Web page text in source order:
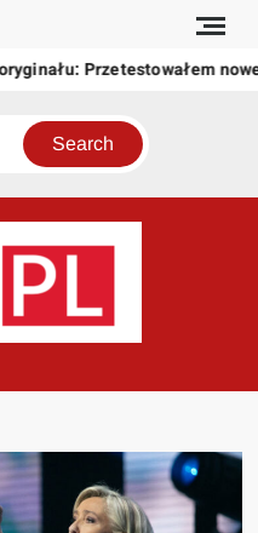
Przetestowałem
świat